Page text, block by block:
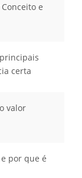
e
certa
valor
por que é